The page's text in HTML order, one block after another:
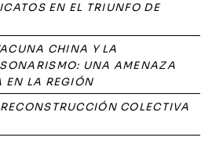
EN EL TRIUNFO DE
CHINA Y LA
UNA AMENAZA
EN LA REGIÓN
COLECTIVA